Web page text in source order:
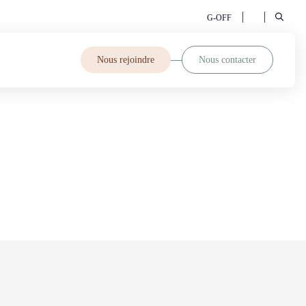
Nous rejoindre Nous contacter
G-OFF